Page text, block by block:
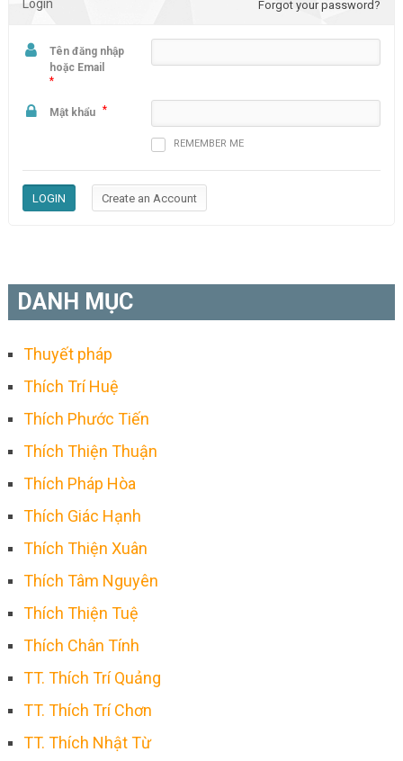
Login Forgot your password?
Tên đăng nhập
hoặc Email
*
Mật khẩu *
REMEMBER ME
DANH MỤC
Thuyết pháp
Thích Trí Huệ
Thích Phước Tiến
Thích Thiện Thuận
Thích Pháp Hòa
Thích Giác Hạnh
Thích Thiện Xuân
Thích Tâm Nguyên
Thích Thiện Tuệ
Thích Chân Tính
TT. Thích Trí Quảng
TT. Thích Trí Chơn
TT. Thích Nhật Từ